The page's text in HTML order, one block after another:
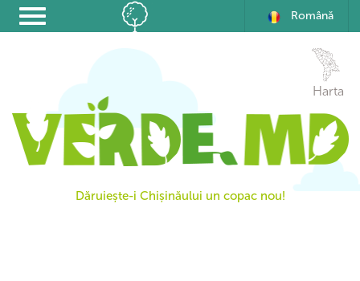
Română
Dăruiește-i Chișinăului un copac nou!
Harta